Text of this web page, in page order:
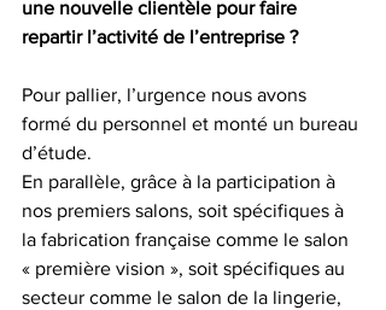
une nouvelle clientèle pour faire
repartir l’activité de l’entreprise ?
Pour pallier, l’urgence nous avons
formé du personnel et monté un bureau
d’étude.
En parallèle, grâce à la participation à
nos premiers salons, soit spécifiques à
la fabrication française comme le salon
« première vision », soit spécifiques au
secteur comme le salon de la lingerie,